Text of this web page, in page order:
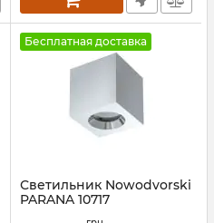
Бесплатная доставка
Светильник Nowodvorski
PARANA 10717